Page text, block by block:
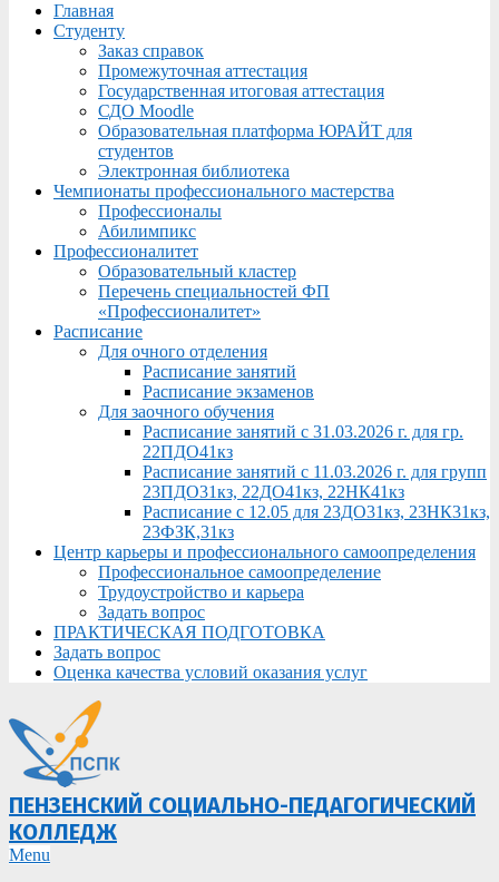
Menu
Главная
Студенту
Заказ справок
Промежуточная аттестация
Государственная итоговая аттестация
СДО Moodle
Образовательная платформа ЮРАЙТ для
студентов
Электронная библиотека
Чемпионаты профессионального мастерства
Профессионалы
Абилимпикс
Профессионалитет
Образовательный кластер
Перечень специальностей ФП
«Профессионалитет»
Расписание
Для очного отделения
Расписание занятий
Расписание экзаменов
Для заочного обучения
Расписание занятий с 31.03.2026 г. для гр.
22ПДО41кз
Расписание занятий с 11.03.2026 г. для групп
23ПДО31кз, 22ДО41кз, 22НК41кз
Расписание с 12.05 для 23ДО31кз, 23НК31кз,
23ФЗК,31кз
Центр карьеры и профессионального самоопределения
Профессиональное самоопределение
Трудоустройство и карьера
Задать вопрос
ПРАКТИЧЕСКАЯ ПОДГОТОВКА
Задать вопрос
Оценка качества условий оказания услуг
ПЕНЗЕНСКИЙ СОЦИАЛЬНО-ПЕДАГОГИЧЕСКИЙ
КОЛЛЕДЖ
Primary
Menu